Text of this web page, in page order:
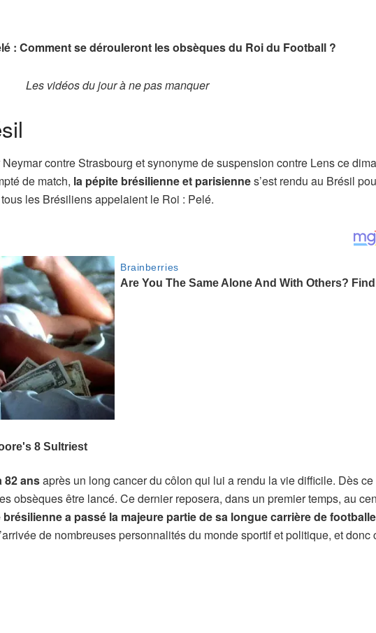
: Comment se dérouleront les obsèques du Roi du Football ?
Les vidéos du jour à ne pas manquer
contre Strasbourg et synonyme de suspension contre Lens ce
de match, la pépite brésilienne et parisiennes’est rendu au Brésil
les Brésiliens appelaient le Roi : Pelé.
82 ansaprès un long cancer du côlon qui lui a rendu la vie difficile. Dès ce
obsèques être lancé. Ce dernier reposera, dans un premier temps, au
a passé la majeure partie de sa longue carrière de
de nombreuses personnalités du monde sportif et politique, et donc